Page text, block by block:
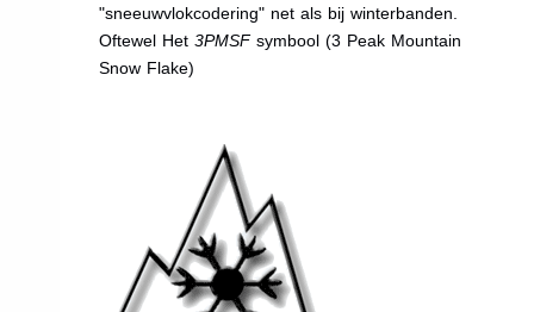
"sneeuwvlokcodering" net als bij winterbanden.
Oftewel Het3PMSFsymbool (3 Peak Mountain
Snow Flake)